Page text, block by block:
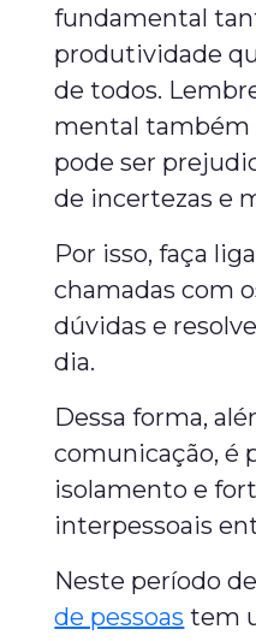
fundamental
produtividade
de todos.
mental
pode ser
de incertezas e
Por isso, faça
chamadas com
dúvidas e
dia.
Dessa forma,
comunicação, é
isolamento e
interpessoais
Neste período
de pessoas tem